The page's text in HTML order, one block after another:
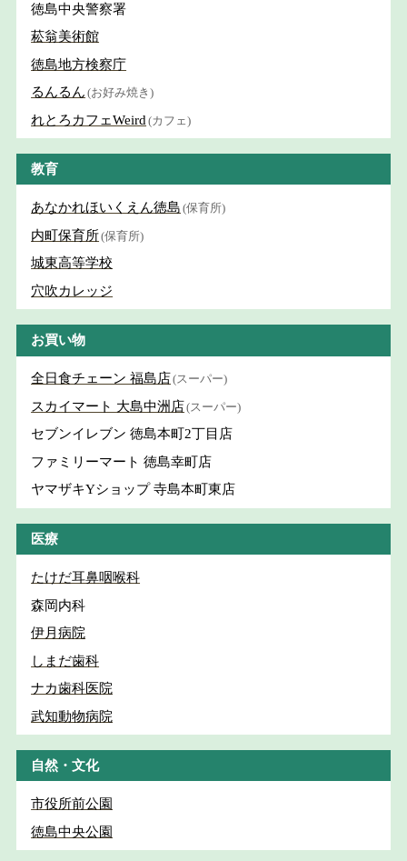
徳島中央警察署
菘翁美術館
徳島地方検察庁
るんるん (お好み焼き)
れとろカフェWeird (カフェ)
教育
あなかれほいくえん徳島 (保育所)
内町保育所(保育所)
城東高等学校
穴吹カレッジ
お買い物
全日食チェーン 福島店(スーパー)
スカイマート 大島中洲店(スーパー)
セブンイレブン 徳島本町2丁目店
ファミリーマート 徳島幸町店
ヤマザキYショップ 寺島本町東店
医療
たけだ耳鼻咽喉科
森岡内科
伊月病院
しまだ歯科
ナカ歯科医院
武知動物病院
自然・文化
市役所前公園
徳島中央公園